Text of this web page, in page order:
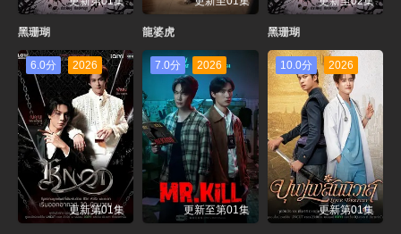
黑珊瑚 龍婆虎 黑珊瑚
6.0分 2026
更新第01集
7.0分 2026
更新至第01集
10.0分 2026
更新第01集